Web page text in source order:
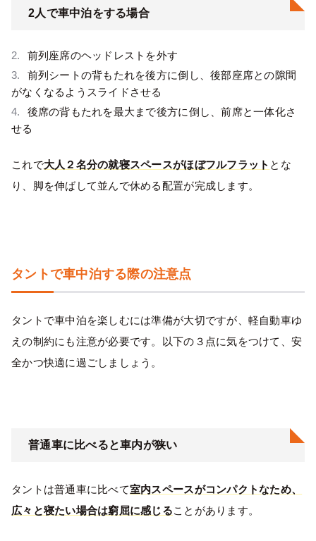
2人で車中泊をする場合
前列座席のヘッドレストを外す
前列シートの背もたれを後方に倒し、後部座席との隙間
がなくなるようスライドさせる
後席の背もたれを最大まで後方に倒し、前席と一体化さ
せる
これで大人２名分の就寝スペースがほぼフルフラット とな
り、脚を伸ばして並んで休める配置が完成します。
タントで車中泊する際の注意点
タントで車中泊を楽しむには準備が大切ですが、軽自動車ゆ
えの制約にも注意が必要です。以下の３点に気をつけて、安
全かつ快適に過ごしましょう。
普通車に比べると車内が狭い
タントは普通車に比べて室内スペースがコンパクトなため、
広々と寝たい場合は窮屈に感じることがあります。